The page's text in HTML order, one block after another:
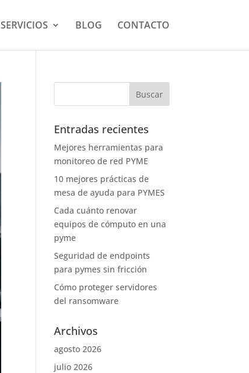
SERVICIOS BLOG CONTACTO
Entradas recientes
Mejores herramientas para
monitoreo de red PYME
10 mejores prácticas de
mesa de ayuda para PYMES
Cada cuánto renovar
equipos de cómputo en una
pyme
Seguridad de endpoints
para pymes sin fricción
Cómo proteger servidores
del ransomware
Archivos
agosto 2026
julio 2026